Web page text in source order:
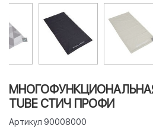
TUBE СТИЧ ПРОФИ
Артикул 90008000